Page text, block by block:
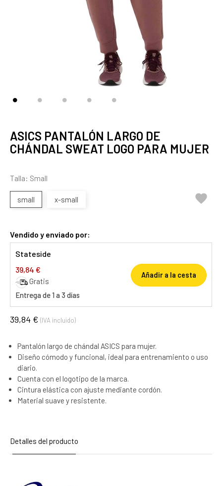
ASICS PANTALÓN LARGO DE
CHÁNDAL SWEAT LOGO PARA MUJER
Talla: Small
small x-small 
Vendido y enviado por:
Stateside
39,84 €
Gratis
Entrega de 1 a 3 días
Añadir a la cesta
39,84 € (IVA incluido)
Pantalón largo de chándal ASICS para mujer.
Diseño cómodo y funcional, ideal para entrenamiento o uso
diario.
Cuenta con el logotipo de la marca.
Cintura elástica con ajuste mediante cordón.
Material suave y resistente.
Detalles del producto